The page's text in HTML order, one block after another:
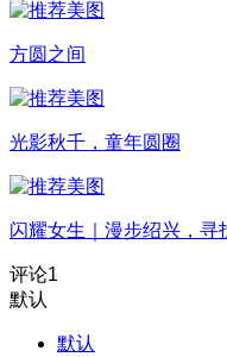
方圆之间
光影秋千，童年圆圈
闪耀女生｜漫步绍兴，寻
评论1
默认
默认